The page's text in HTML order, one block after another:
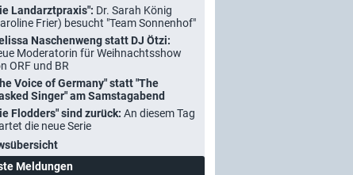
Landarztpraxis": Dr. Sarah König
Frier) besucht "Team Sonnenhof"
Naschenweng statt DJ Ötzi:
Moderatorin für Weihnachtsshow
ORF und BR
Voice of Germany" statt "The
Singer" am Samstagabend
Flodders" sind zurück: An diesem Tag
die neue Serie
Meldungen